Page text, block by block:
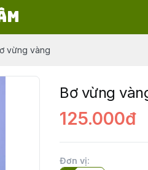
vừng vàng
Bơ vừng
125.000đ
Đơn vị: